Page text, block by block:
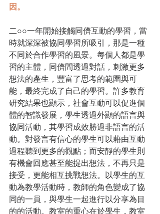
因。
二○○一年開始接觸同儕互動的學習，當
時就深深被協同學習所吸引，那是一種
不同於合作學習的風景。每個人都是學
習的主體，同儕間透過對話，刺激更多
想法的產生，豐富了思考的範圍與可
能，最終完成了自己的學習。許多教育
研究結果也顯示，社會互動可以促進個
體的智識發展，學生透過外顯的語言與
協同活動，其學習成效勝過非語言的活
動。對發言有信心的學生可以藉由互動
過程聽到更多的觀點；而安靜的學生則
有機會回應甚至能提出想法，不再只是
接受，更能相互挑戰想法。以學生的互
動為教學活動時，教師的角色變成了協
同的一員，與學生一起進行以分享為目
的的活動。教室的重心在於學生，教室